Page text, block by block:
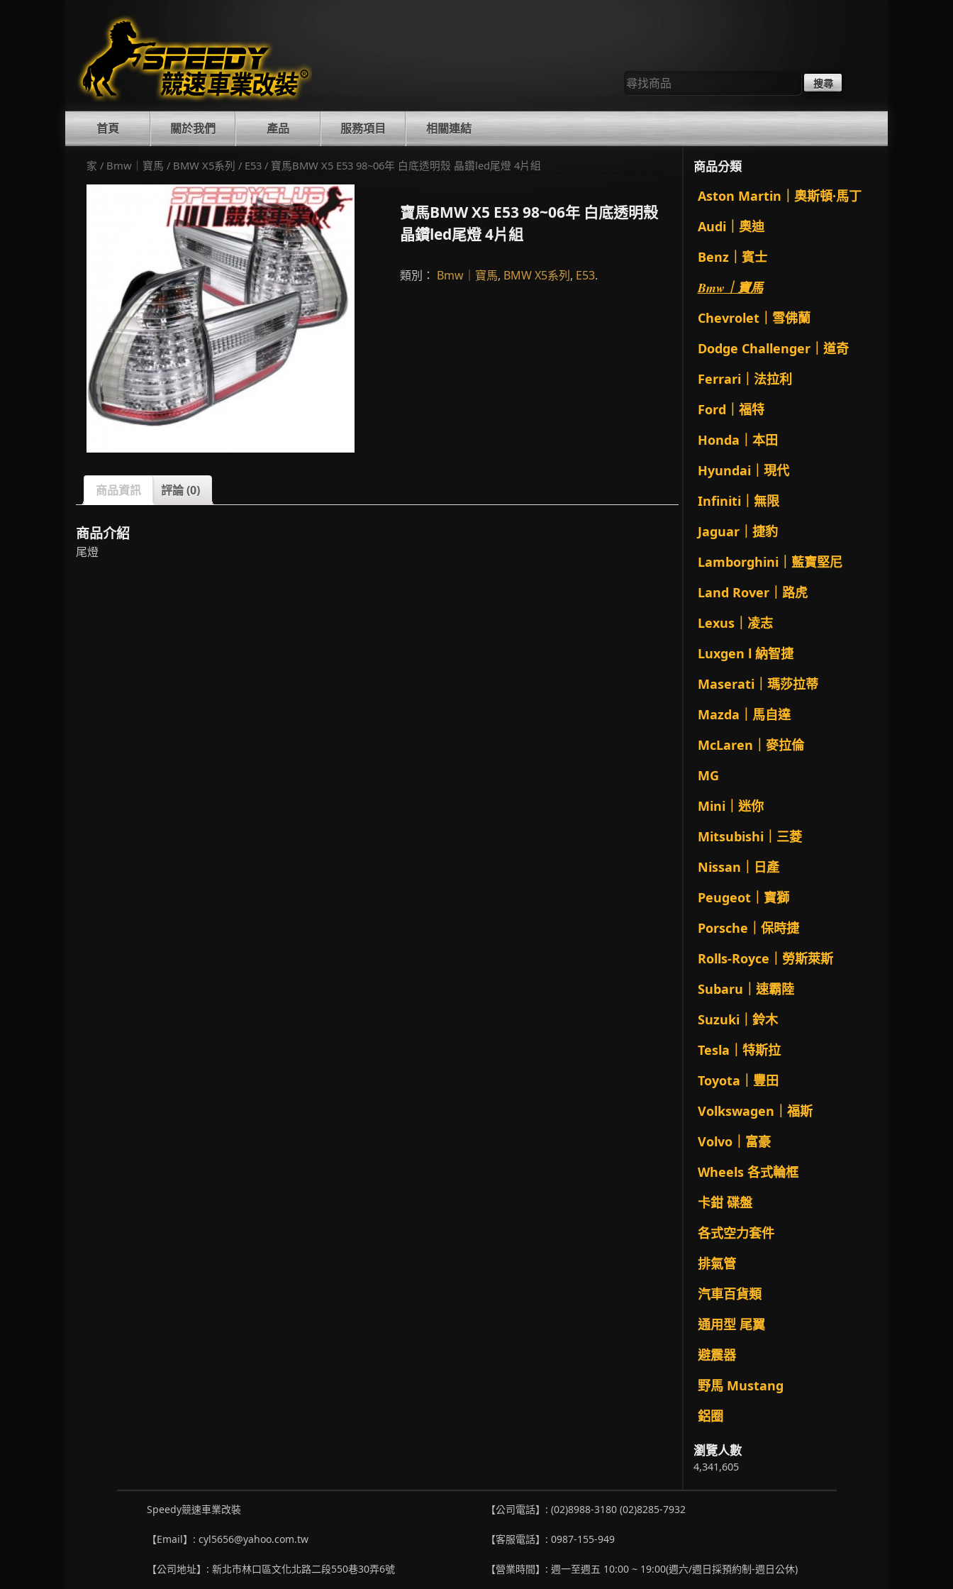
尋
找：
首頁 關於我們 產品 服務項目 相關連結
家 / Bmw｜寶馬 / BMW X5系列 / E53 / 寶馬BMW X5 E53 98~06年 白底透明殼 晶鑽led尾燈 4片組
寶馬BMW X5 E53 98~06年 白底透明殼
晶鑽led尾燈 4片組
類別： Bmw｜寶馬, BMW X5系列, E53.
商品資訊 評論 (0)
商品介紹
尾燈
商品分類
Aston Martin｜奧斯頓·馬丁
Audi｜奧迪
Benz｜賓士
Bmw｜寶馬
Chevrolet｜雪佛蘭
Dodge Challenger｜道奇
Ferrari｜法拉利
Ford｜福特
Honda｜本田
Hyundai｜現代
Infiniti｜無限
Jaguar｜捷豹
Lamborghini｜藍寶堅尼
Land Rover｜路虎
Lexus｜凌志
Luxgen l 納智捷
Maserati｜瑪莎拉蒂
Mazda｜馬自達
McLaren｜麥拉倫
MG
Mini｜迷你
Mitsubishi｜三菱
Nissan｜日產
Peugeot｜寶獅
Porsche｜保時捷
Rolls-Royce｜勞斯萊斯
Subaru｜速霸陸
Suzuki｜鈴木
Tesla｜特斯拉
Toyota｜豐田
Volkswagen｜福斯
Volvo｜富豪
Wheels 各式輪框
卡鉗 碟盤
各式空力套件
排氣管
汽車百貨類
通用型 尾翼
避震器
野馬 Mustang
鋁圈
瀏覽人數
4,341,605
Speedy競速車業改裝
【Email】: cyl5656@yahoo.com.tw
【公司地址】: 新北市林口區文化北路二段550巷30弄6號
【公司電話】: (02)8988-3180 (02)8285-7932
【客服電話】: 0987-155-949
【營業時間】: 週一至週五 10:00 ~ 19:00(週六/週日採預約制-週日公休)